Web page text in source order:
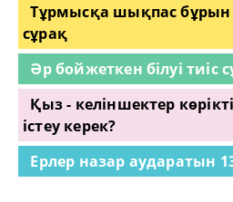
Тұрмысқа шықпас
сұрақ
Әр бойжеткен білуі тиіс
Қыз - келіншектер
істеу керек?
Ерлер назар аударатын